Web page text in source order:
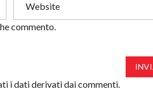
commento.
i dati derivati dai commenti.